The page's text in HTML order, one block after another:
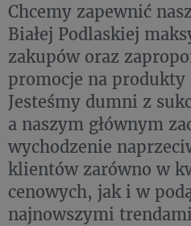
Chcemy zapewnić
Białej Podlaskiej
zakupów oraz
promocje na produkty
Jesteśmy dumni z
a naszym głównym
wychodzenie
klientów zarówno w
cenowych, jak i w
najnowszymi